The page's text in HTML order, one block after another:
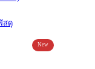
สดุ
New